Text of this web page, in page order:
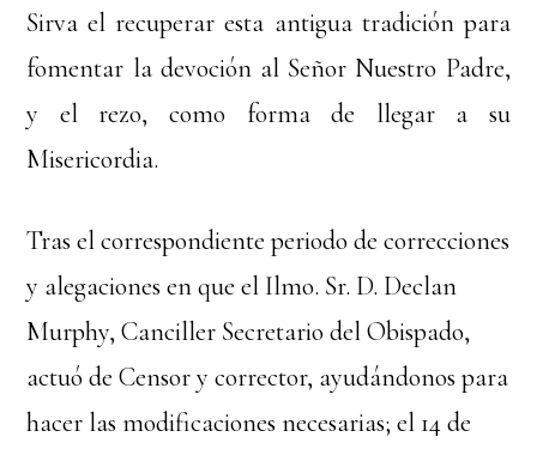
Sirva el recuperar esta antigua tradición para
fomentar la devoción al Señor Nuestro Padre,
y el rezo, como forma de llegar a su
Misericordia.
Tras el correspondiente periodo de correcciones
y alegaciones en que el Ilmo. Sr. D. Declan
Murphy, Canciller Secretario del Obispado,
actuó de Censor y corrector, ayudándonos para
hacer las modificaciones necesarias; el 14 de